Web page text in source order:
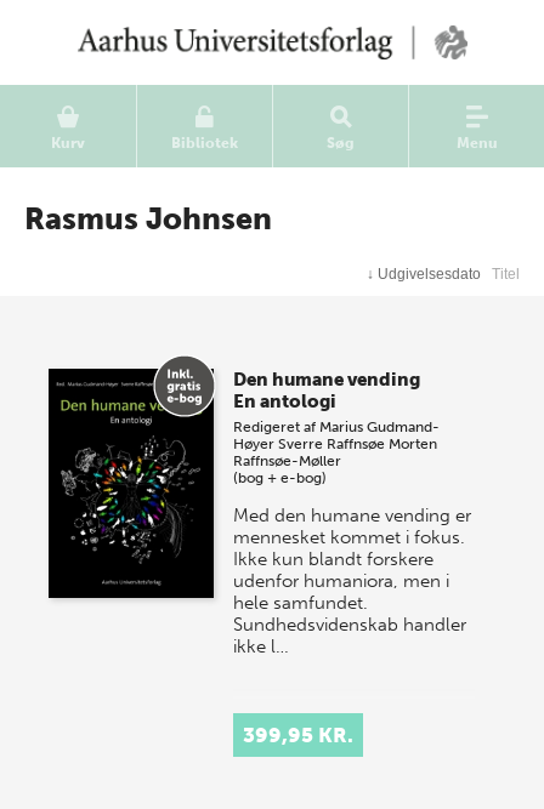
Kurv Bibliotek Søg Menu
Rasmus Johnsen
↓ Udgivelsesdato Titel
Den humane vending
En antologi
Redigeret af Marius Gudmand-
Høyer Sverre Raffnsøe Morten
Raffnsøe-Møller
(bog + e-bog)
Med den humane vending er
mennesket kommet i fokus.
Ikke kun blandt forskere
udenfor humaniora, men i
hele samfundet.
Sundhedsvidenskab handler
ikke l…
399,95 KR.